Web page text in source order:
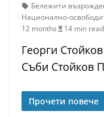
Бележити
Национално-
12 months
14 min read
Георги
Съби Стойков
Прочети повече